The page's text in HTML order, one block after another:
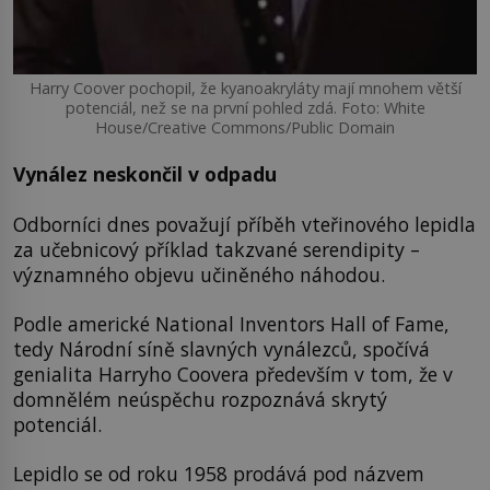
Harry Coover pochopil, že kyanoakryláty mají mnohem větší
potenciál, než se na první pohled zdá. Foto: White
House/Creative Commons/Public Domain
Vynález neskončil v odpadu
Odborníci dnes považují příběh vteřinového lepidla
za učebnicový příklad takzvané serendipity –
významného objevu učiněného náhodou.
Podle americké National Inventors Hall of Fame,
tedy Národní síně slavných vynálezců, spočívá
genialita Harryho Coovera především v tom, že v
domnělém neúspěchu rozpoznává skrytý
potenciál.
Lepidlo se od roku 1958 prodává pod názvem